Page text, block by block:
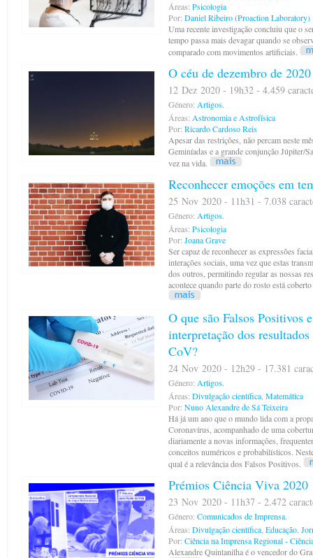
Áreas: Psicologia
Por: Daniel Ribeiro (Proaction Laboratory)
Uma recente investigação concluiu que o
tempo passa mais devagar quando se
comparado com movimentos artificiais.
O céu de dezembro de 2020
12 Dez 2020 - 19h32 - 4.459
Género: Artigos.
Áreas: Astronomia e Astrofísica
Por: Ricardo Cardoso Reis
Apesar das restrições, não percam neste
Geminíadas e a grande conjunção Júpiter/
vez na vida.
Reconhecer emoções em
25 Nov 2020 - 11h31 - 7.038
Género: Artigos.
Áreas: Psicologia
Por: Joana Grave
Ser capaz de reconhecer as expressões
interações sociais, uma vez que estas
dos outros, permitindo regular as nossas
acontece quando parte do rosto está
O que são Falsos Positivos
interpretação dos
CoV?
24 Nov 2020 - 12h29 - 17.381
Género: Artigos.
Áreas: Divulgação científica Matemática
Por: Nuno Alexandre de Sá Teixeira
Há já um ano que o mundo lida com a
Coronavírus, acompanhado de uma
diariamente a novas informações,
conceitos numéricos e probabilísticos.
qual é a relevância dos Falsos Positivos.
Prémios Ciência Viva 2020
23 Nov 2020 - 11h37 - 2.472
Género: Comunicados de Imprensa.
Áreas: Divulgação científica Educação
Por: Ciência na Imprensa Regional -
Alexandre Quintanilha é o vencedor do